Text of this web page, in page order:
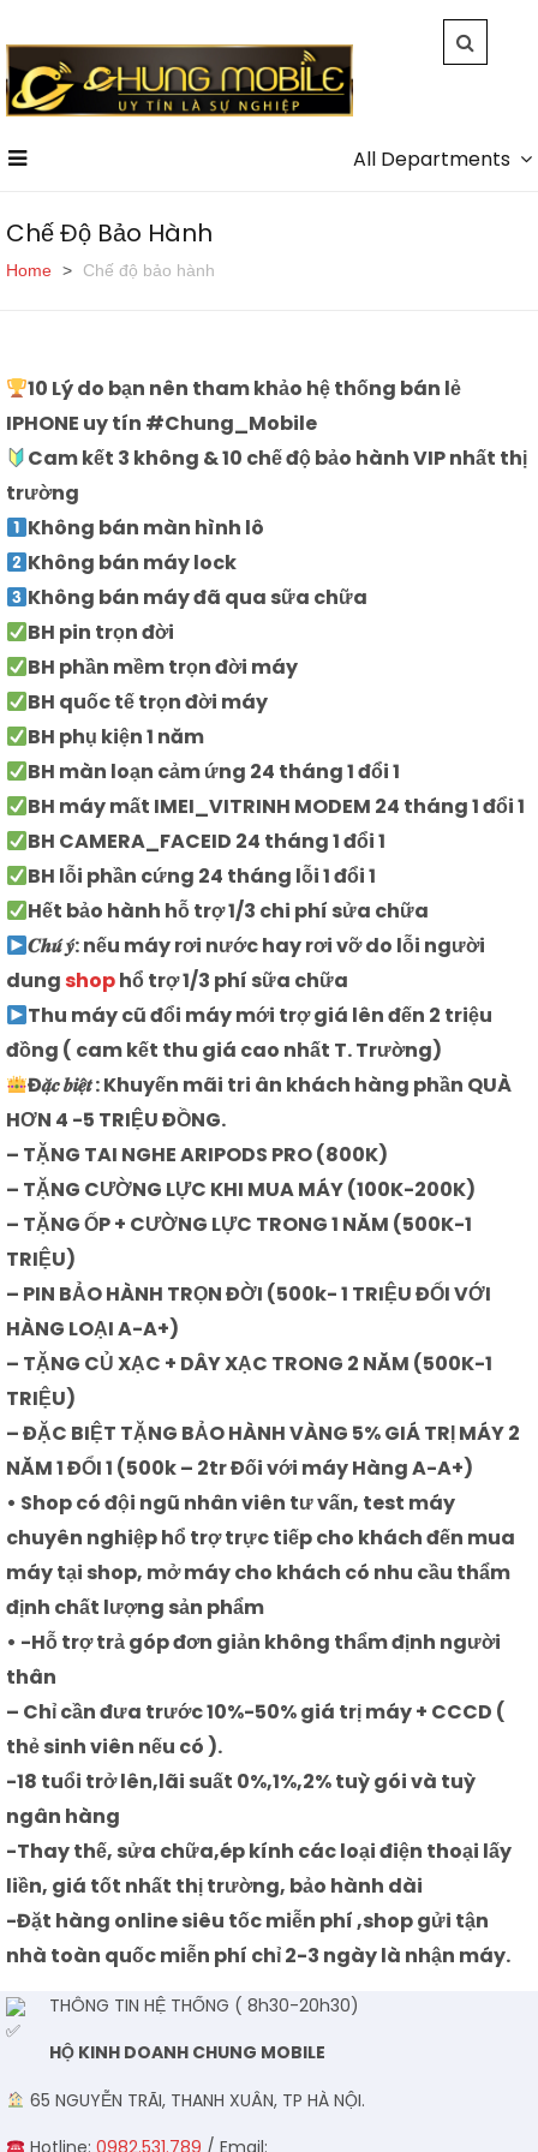
All Departments
Chế Độ Bảo Hành
Home Chế độ bảo hành
10 Lý do bạn nên tham khảo hệ thống bán lẻ
IPHONE uy tín #Chung_Mobile
Cam kết 3 không & 10 chế độ bảo hành VIP nhất thị
trường
Không bán màn hình lô
Không bán máy lock
Không bán máy đã qua sữa chữa
BH pin trọn đời
BH phần mềm trọn đời máy
BH quốc tế trọn đời máy
BH phụ kiện 1 năm
BH màn loạn cảm ứng 24 tháng 1 đổi 1
BH máy mất IMEI_VITRINH MODEM 24 tháng 1 đổi 1
BH CAMERA_FACEID 24 tháng 1 đổi 1
BH lỗi phần cứng 24 tháng lỗi 1 đổi 1
Hết bảo hành hỗ trợ 1/3 chi phí sửa chữa
𝑪𝒉𝒖́ 𝒚́: nếu máy rơi nước hay rơi vỡ do lỗi người
dungshophổ trợ 1/3 phí sữa chữa
Thu máy cũ đổi máy mới trợ giá lên đến 2 triệu
đồng ( cam kết thu giá cao nhất T. Trường)
Đ𝒂̣̆𝒄 𝒃𝒊𝒆̣̂𝒕 : Khuyến mãi tri ân khách hàng phần QUÀ
HƠN 4 -5 TRIỆU ĐỒNG.
– TẶNG TAI NGHE ARIPODS PRO (800K)
– TẶNG CƯỜNG LỰC KHI MUA MÁY (100K-200K)
– TẶNG ỐP + CƯỜNG LỰC TRONG 1 NĂM (500K-1
TRIỆU)
– PIN BẢO HÀNH TRỌN ĐỜI (500k- 1 TRIỆU ĐỐI VỚI
HÀNG LOẠI A-A+)
– TẶNG CỦ XẠC + DÂY XẠC TRONG 2 NĂM (500K-1
TRIỆU)
– ĐẶC BIỆT TẶNG BẢO HÀNH VÀNG 5% GIÁ TRỊ MÁY 2
NĂM 1 ĐỔI 1 (500k – 2tr Đối với máy Hàng A-A+)
• Shop có đội ngũ nhân viên tư vấn, test máy
chuyên nghiệp hổ trợ trực tiếp cho khách đến mua
máy tại shop, mở máy cho khách có nhu cầu thẩm
định chất lượng sản phẩm
• -Hỗ trợ trả góp đơn giản không thẩm định người
thân
– Chỉ cần đưa trước 10%-50% giá trị máy + CCCD (
thẻ sinh viên nếu có ).
-18 tuổi trở lên,lãi suất 0%,1%,2% tuỳ gói và tuỳ
ngân hàng
-Thay thế, sửa chữa,ép kính các loại điện thoại lấy
liền, giá tốt nhất thị trường, bảo hành dài
-Đặt hàng online siêu tốc miễn phí ,shop gửi tận
nhà toàn quốc miễn phí chỉ 2-3 ngày là nhận máy.
THÔNG TIN HỆ THỐNG ( 8h30-20h30)
HỘ KINH DOANH CHUNG MOBILE
65 NGUYỄN TRÃI, THANH XUÂN, TP HÀ NỘI.